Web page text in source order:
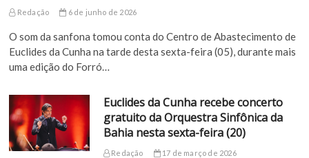
Redação 6 de junho de 2026
O som da sanfona tomou conta do Centro de Abastecimento de
Euclides da Cunha na tarde desta sexta-feira (05), durante mais
uma edição do Forró…
Euclides da Cunha recebe concerto
gratuito da Orquestra Sinfônica da
Bahia nesta sexta-feira (20)
Redação 17 de março de 2026